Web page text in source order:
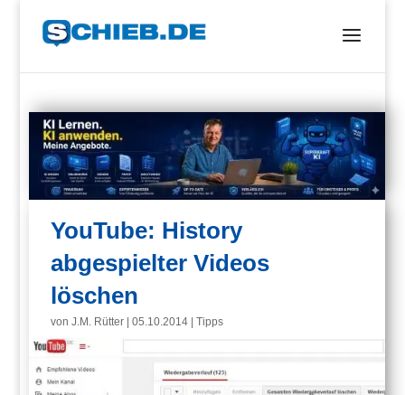
YouTube: History
abgespielter Videos
löschen
vonJ.M. Rütter |05.10.2014 |Tipps